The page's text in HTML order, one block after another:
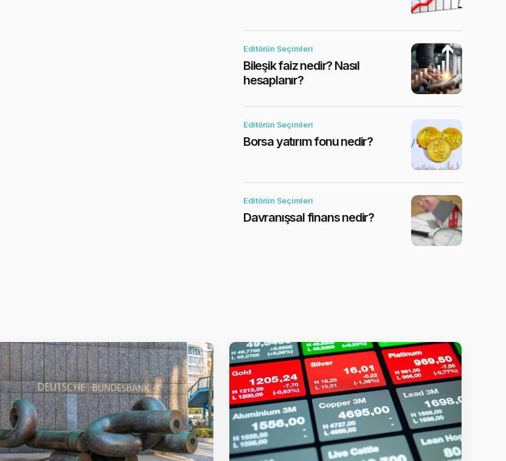
Editörün Seçimleri
Bileşik faiz nedir? Nasıl
hesaplanır?
Editörün Seçimleri
Borsa yatırım fonu nedir?
Editörün Seçimleri
Davranışsal finans nedir?